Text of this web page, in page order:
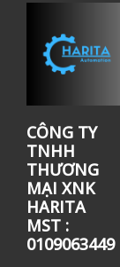
CÔNG TY
TNHH
THƯƠNG
MẠI XNK
HARITA
MST :
0109063449